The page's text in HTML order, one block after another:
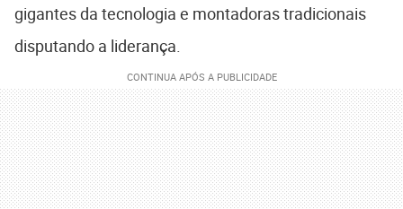
gigantes da tecnologia e montadoras tradicionais
disputando a liderança.